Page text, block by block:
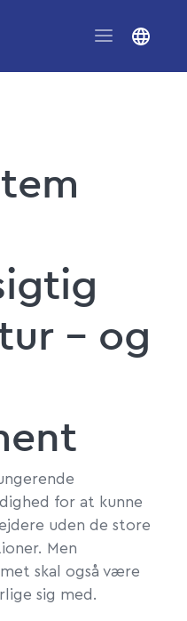
– og
for at kunne
uden de store
Men
skal også være
sig med.